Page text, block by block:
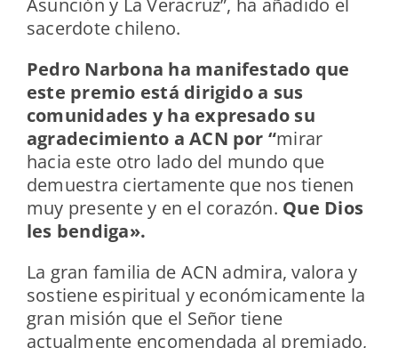
sacerdote chileno.
Pedro Narbona ha manifestado que
este premio está dirigido a sus
comunidades y ha expresado su
agradecimiento a ACN por “mirar
hacia este otro lado del mundo que
demuestra ciertamente que nos tienen
muy presente y en el corazón. Que Dios
les bendiga».
La gran familia de ACN admira, valora y
sostiene espiritual y económicamente la
gran misión que el Señor tiene
actualmente encomendada al premiado,